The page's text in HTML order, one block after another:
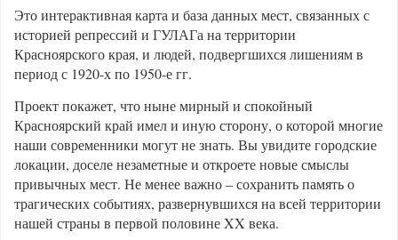
Это интерактивная карта и база данных мест, связанных с
историей репрессий и ГУЛАГа на территории
Красноярского края, и людей, подвергшихся лишениям в
период с 1920-х по 1950-е гг.
Проект покажет, что ныне мирный и спокойный
Красноярский край имел и иную сторону, о которой многие
наши современники могут не знать. Вы увидите городские
локации, доселе незаметные и откроете новые смыслы
привычных мест. Не менее важно – сохранить память о
трагических событиях, развернувшихся на всей территории
нашей страны в первой половине XX века.